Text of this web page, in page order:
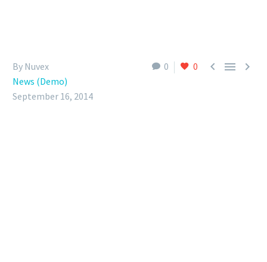
0 0   
By Nuvex
News (Demo)
September 16, 2014